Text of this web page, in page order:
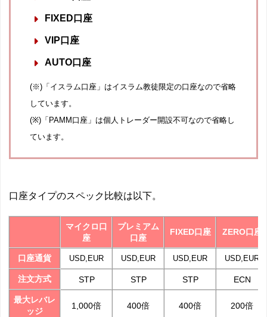
FIXED口座
VIP口座
AUTO口座
(※)「イスラム口座」はイスラム教徒限定の口座なので省略
しています。
(※)「PAMM口座」は個人トレーダー開設不可なので省略し
ています。
口座タイプのスペック比較は以下。
マイクロ口
座
プレミアム
口座
FIXED口座 ZERO口座
口座通貨 USD,EUR USD,EUR USD,EUR USD,EUR
注文方式 STP STP STP ECN
最大レバレ
ッジ
1,000倍 400倍 400倍 200倍